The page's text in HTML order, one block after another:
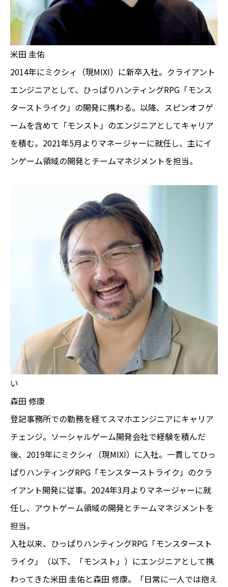
米田 圭佑
2014年にミクシィ（現MIXI）に新卒入社。クライアント
エンジニアとして、ひっぱりハンティングRPG「モンス
ターストライク」の開発に携わる。以降、スピンオフゲ
ームを含めて「モンスト」のエンジニアとしてキャリア
を積む。2021年5月よりマネージャーに就任し、主にイ
ンゲーム領域の開発とチームマネジメントを担当。
い
森田 修康
登記事務所での勤務を経てスマホエンジニアにキャリア
チェンジ。ソーシャルゲーム開発会社で経験を積んだ
後、2019年にミクシィ（現MIXI）に入社。一貫してひっ
ぱりハンティングRPG「モンスターストライク」のクラ
イアント開発に従事。2024年3月よりマネージャーに就
任し、アウトゲーム領域の開発とチームマネジメントを
担当。
入社以来、ひっぱりハンティングRPG「モンスタースト
ライク」（以下、「モンスト」）にエンジニアとして携
わってきた米田 圭佑と森田 修康。「日常に一人では抱え